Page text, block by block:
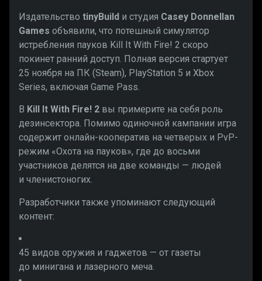
Издательство tinyBuild и студия Casey Donnellan
Games объявили, что потешный симулятор
истребления пауков Kill It With Fire! 2 скоро
покинет ранний доступ. Полная версия стартует
25 ноября на ПК (Steam), PlayStation 5 и Xbox
Series, включая Game Pass.
В Kill It With Fire! 2 вы примерите на себя роль
дезинсектора. Помимо одиночной кампании игра
содержит онлайн-кооператив на четверых и PvP-
режим «Охота на пауков», где до восьми
участников делятся на две команды — людей
и членистоногих.
Разработчики также упоминают следующий
контент:
45 видов оружия и гаджетов — от газеты
до минигана и лазерного меча.